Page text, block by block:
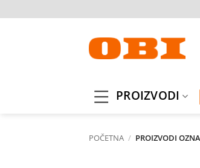
to
PROIZVODI
POČETNA / PROIZVODI